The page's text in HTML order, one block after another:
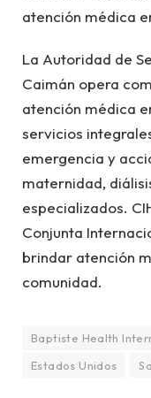
atención médica
La Autoridad de
Caimán opera
atención médica
servicios
emergencia y
maternidad,
especializados.
Conjunta
brindar atención
comunidad.
Baptiste Health
Estados Unidos